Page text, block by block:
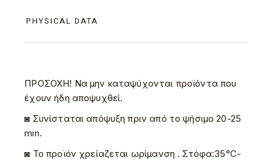
PHYSICAL DATA
ΠΡΟΣΟΧΗ! Να μην καταψύχονται προϊόντα που
έχουν ήδη αποψυχθεί.
◙ Συνίσταται απόψυξη πριν από το ψήσιμο 20-25
min.
◙ To προϊόν χρείαζεται ωρίμανση . Στόφα:35°C-